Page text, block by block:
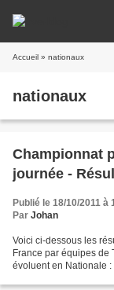
Accueil » nationaux
nationaux
Championnat
journée -
Publié le 18/10/2011 à
Par Johan
Voici ci-dessous les
France par équipes de
évoluent en Nationale :